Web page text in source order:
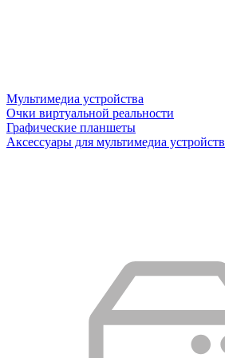
Мультимедиа устройства
Очки виртуальной реальности
Графические планшеты
Аксессуары для мультимедиа устройств